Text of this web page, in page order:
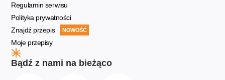
Regulamin serwisu
Polityka prywatności
Znajdź przepis
NOWOŚĆ
Moje przepisy
Bądź z nami na bieżąco